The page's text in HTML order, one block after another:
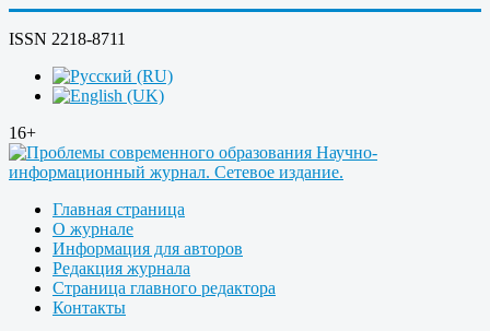
ISSN 2218-8711
16+
Главная страница
О журнале
Информация для авторов
Редакция журнала
Страница главного редактора
Контакты